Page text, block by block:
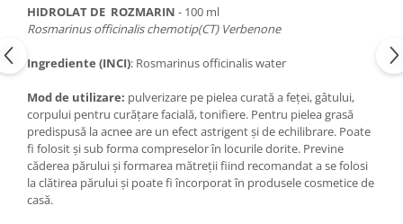
HIDROLAT DE ROZMARIN - 100 ml
Rosmarinus officinalis chemotip(CT) Verbenone
Ingrediente (INCI): Rosmarinus officinalis water
Mod de utilizare: pulverizare pe pielea curată a feței, gâtului,
corpului pentru curățare facială, tonifiere. Pentru pielea grasă
predispusă la acnee are un efect astrigent și de echilibrare. Poate
fi folosit și sub forma compreselor în locurile dorite. Previne
căderea părului și formarea mătreții fiind recomandat a se folosi
la clătirea părului și poate fi încorporat în produsele cosmetice de
casă.